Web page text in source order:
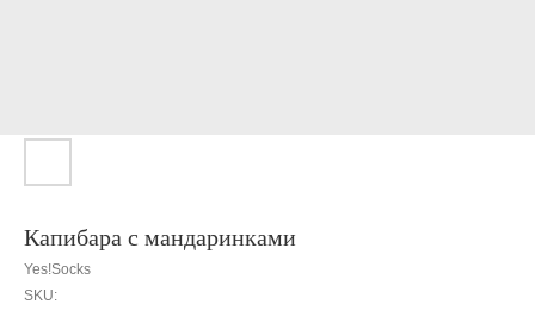
Капибара с мандаринками
Yes!Socks
SKU: